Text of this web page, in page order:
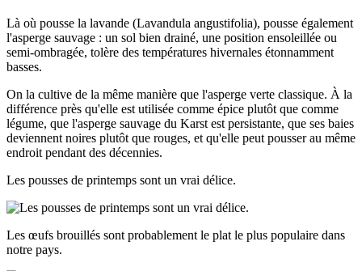
Là où pousse la lavande (Lavandula angustifolia), pousse également
l'asperge sauvage : un sol bien drainé, une position ensoleillée ou
semi-ombragée, tolère des températures hivernales étonnamment
basses.
On la cultive de la même manière que l'asperge verte classique. À la
différence près qu'elle est utilisée comme épice plutôt que comme
légume, que l'asperge sauvage du Karst est persistante, que ses baies
deviennent noires plutôt que rouges, et qu'elle peut pousser au même
endroit pendant des décennies.
Les pousses de printemps sont un vrai délice.
Les œufs brouillés sont probablement le plat le plus populaire dans
notre pays.